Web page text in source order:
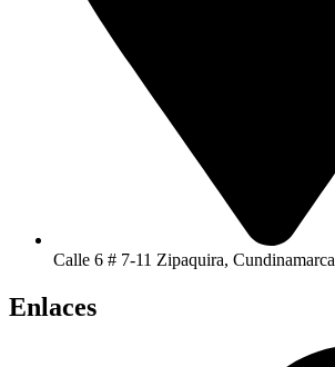
Calle 6 # 7-11 Zipaquira, Cundinamarca
Enlaces